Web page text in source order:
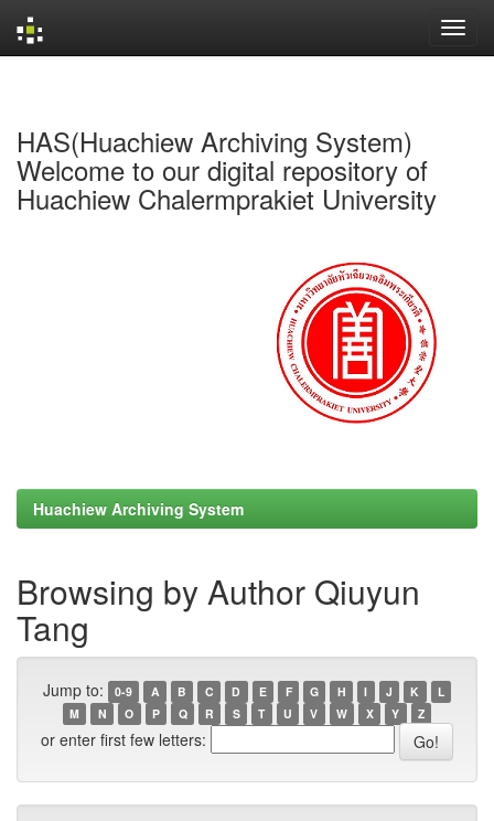
HAS(Huachiew Archiving System)
Welcome to our digital repository of
Huachiew Chalermprakiet University
Huachiew Archiving System
Browsing by Author Qiuyun
Tang
Jump to: 0-9 A B C D E F G H I J K
L
M
N O P Q R S T U V W X Y Z
or enter first few letters: